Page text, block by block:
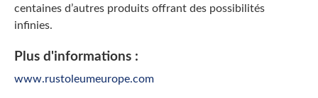
centaines d’autres produits offrant des possibilités
infinies.
Plus d'informations :
www.rustoleumeurope.com